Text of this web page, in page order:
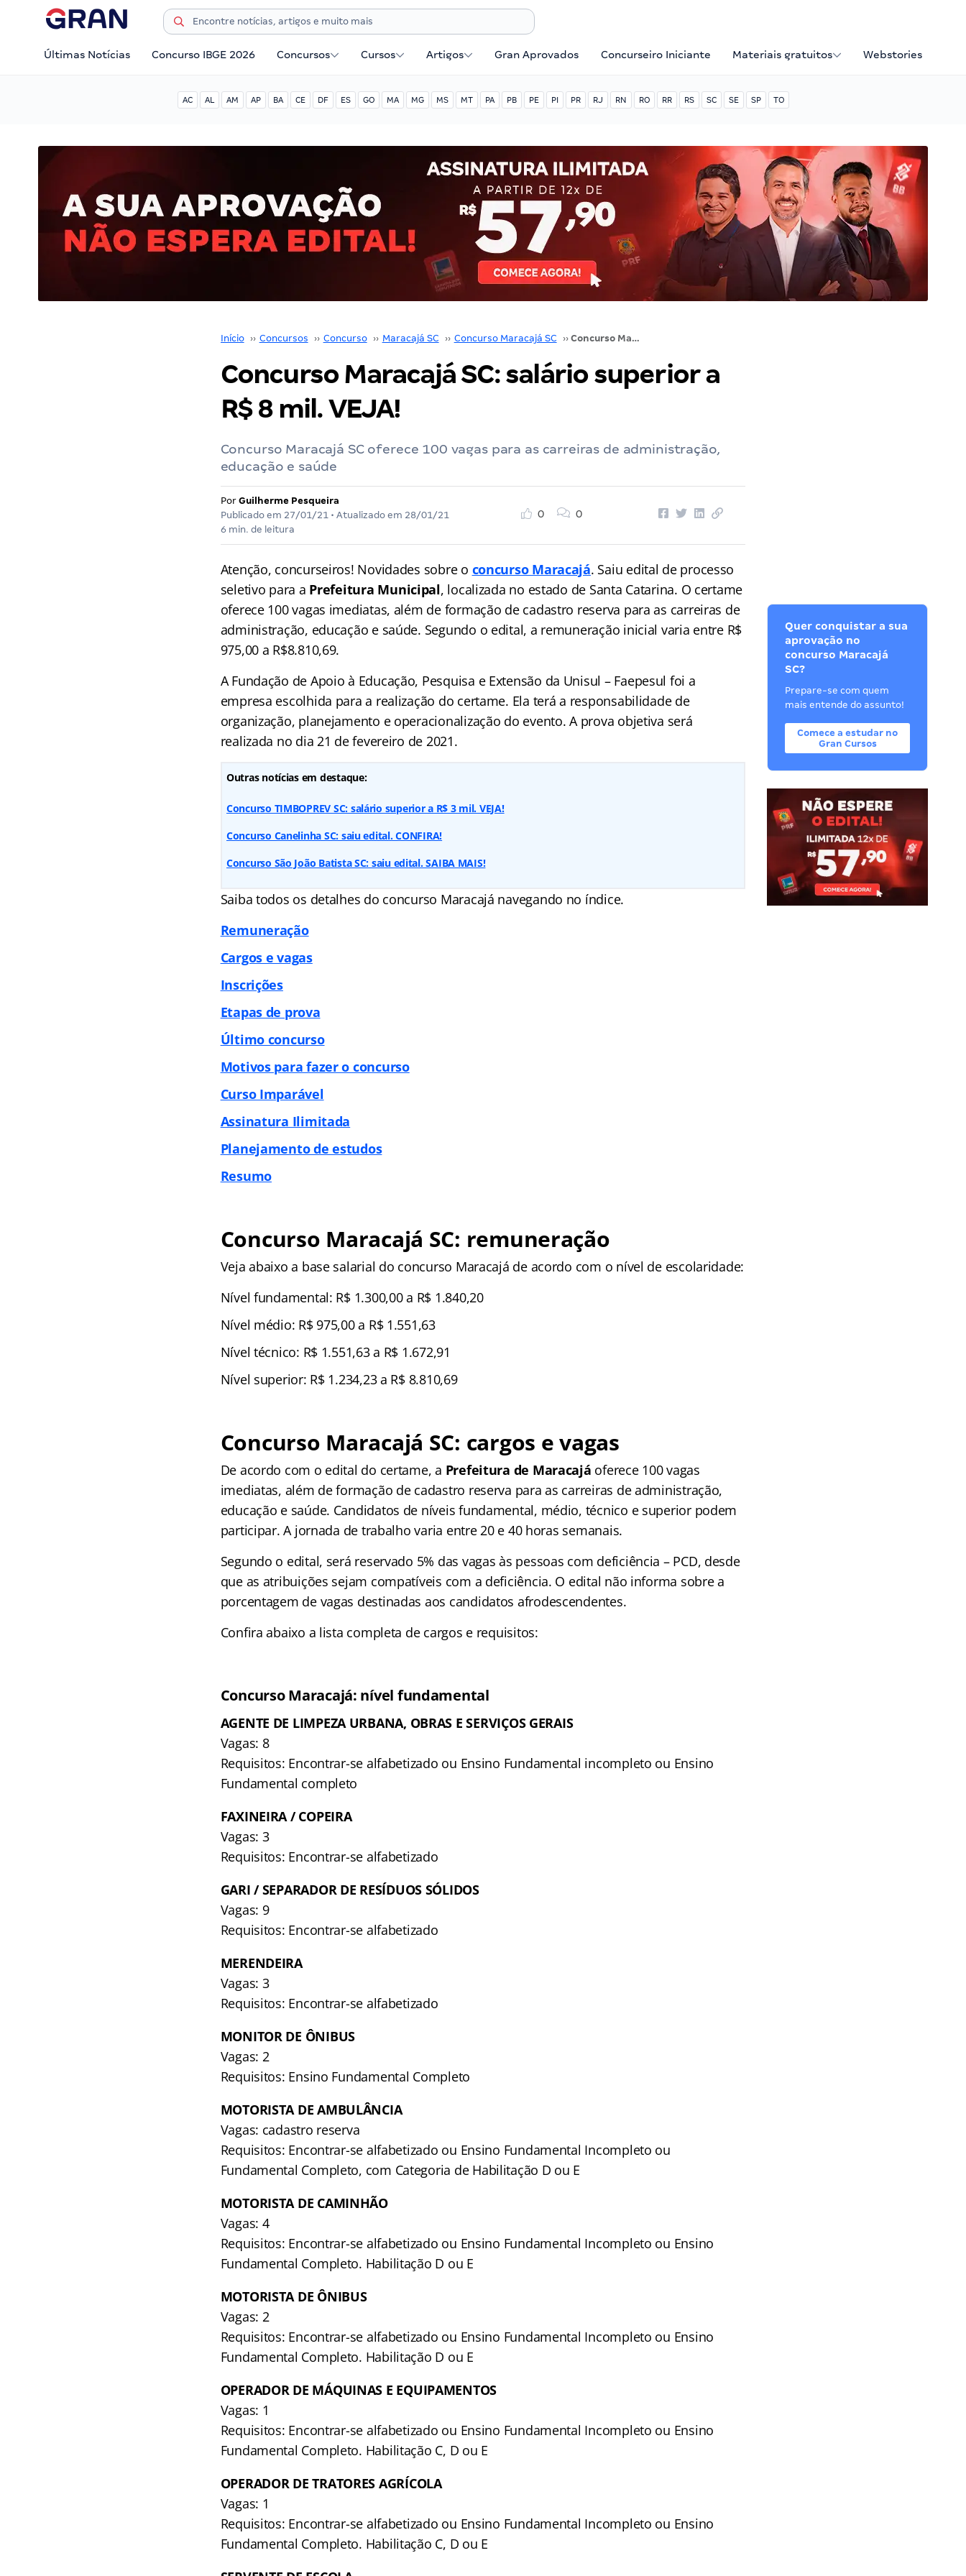
Últimas Notícias Concurso IBGE 2026 Concursos Cursos Artigos Gran Aprovados Concurseiro Iniciante Materiais gratuitos Webstories
AC AL AM AP BA CE DF ES GO MA MG MS MT PA PB PE PI PR RJ RN RO RR RS SC SE SP TO
Início ›› Concursos ›› Concurso ›› Maracajá SC ›› Concurso Maracajá SC ›› Concurso Maracajá SC: salário superior a R$ 8 mil. VEJA!
Concurso Maracajá SC: salário superior a
R$ 8 mil. VEJA!
Concurso Maracajá SC oferece 100 vagas para as carreiras de administração,
educação e saúde
Por Guilherme Pesqueira
Publicado em 27/01/21• Atualizado em 28/01/21
6 min. de leitura
0 0
Atenção, concurseiros! Novidades sobre o concurso Maracajá. Saiu edital de processo
seletivo para a Prefeitura Municipal, localizada no estado de Santa Catarina. O certame
oferece 100 vagas imediatas, além de formação de cadastro reserva para as carreiras de
administração, educação e saúde. Segundo o edital, a remuneração inicial varia entre R$
975,00 a R$8.810,69.
A Fundação de Apoio à Educação, Pesquisa e Extensão da Unisul – Faepesul foi a
empresa escolhida para a realização do certame. Ela terá a responsabilidade de
organização, planejamento e operacionalização do evento. A prova objetiva será
realizada no dia 21 de fevereiro de 2021.
Outras notícias em destaque:
Concurso TIMBOPREV SC: salário superior a R$ 3 mil. VEJA!
Concurso Canelinha SC: saiu edital. CONFIRA!
Concurso São João Batista SC: saiu edital. SAIBA MAIS!
Saiba todos os detalhes do concurso Maracajá navegando no índice.
Remuneração
Cargos e vagas
Inscrições
Etapas de prova
Último concurso
Motivos para fazer o concurso
Curso Imparável
Assinatura Ilimitada
Planejamento de estudos
Resumo
Concurso Maracajá SC: remuneração
Veja abaixo a base salarial do concurso Maracajá de acordo com o nível de escolaridade:
Nível fundamental: R$ 1.300,00 a R$ 1.840,20
Nível médio: R$ 975,00 a R$ 1.551,63
Nível técnico: R$ 1.551,63 a R$ 1.672,91
Nível superior: R$ 1.234,23 a R$ 8.810,69
Concurso Maracajá SC: cargos e vagas
De acordo com o edital do certame, a Prefeitura de Maracajá oferece 100 vagas
imediatas, além de formação de cadastro reserva para as carreiras de administração,
educação e saúde. Candidatos de níveis fundamental, médio, técnico e superior podem
participar. A jornada de trabalho varia entre 20 e 40 horas semanais.
Segundo o edital, será reservado 5% das vagas às pessoas com deficiência – PCD, desde
que as atribuições sejam compatíveis com a deficiência. O edital não informa sobre a
porcentagem de vagas destinadas aos candidatos afrodescendentes.
Confira abaixo a lista completa de cargos e requisitos:
Concurso Maracajá: nível fundamental
AGENTE DE LIMPEZA URBANA, OBRAS E SERVIÇOS GERAIS
Vagas: 8
Requisitos: Encontrar-se alfabetizado ou Ensino Fundamental incompleto ou Ensino
Fundamental completo
FAXINEIRA / COPEIRA
Vagas: 3
Requisitos: Encontrar-se alfabetizado
GARI / SEPARADOR DE RESÍDUOS SÓLIDOS
Vagas: 9
Requisitos: Encontrar-se alfabetizado
MERENDEIRA
Vagas: 3
Requisitos: Encontrar-se alfabetizado
MONITOR DE ÔNIBUS
Vagas: 2
Requisitos: Ensino Fundamental Completo
MOTORISTA DE AMBULÂNCIA
Vagas: cadastro reserva
Requisitos: Encontrar-se alfabetizado ou Ensino Fundamental Incompleto ou
Fundamental Completo, com Categoria de Habilitação D ou E
MOTORISTA DE CAMINHÃO
Vagas: 4
Requisitos: Encontrar-se alfabetizado ou Ensino Fundamental Incompleto ou Ensino
Fundamental Completo. Habilitação D ou E
MOTORISTA DE ÔNIBUS
Vagas: 2
Requisitos: Encontrar-se alfabetizado ou Ensino Fundamental Incompleto ou Ensino
Fundamental Completo. Habilitação D ou E
OPERADOR DE MÁQUINAS E EQUIPAMENTOS
Vagas: 1
Requisitos: Encontrar-se alfabetizado ou Ensino Fundamental Incompleto ou Ensino
Fundamental Completo. Habilitação C, D ou E
OPERADOR DE TRATORES AGRÍCOLA
Vagas: 1
Requisitos: Encontrar-se alfabetizado ou Ensino Fundamental Incompleto ou Ensino
Fundamental Completo. Habilitação C, D ou E
Quer conquistar a sua
aprovação no
concurso Maracajá
SC?
Prepare-se com quem
mais entende do assunto!
Comece a estudar no
Gran Cursos